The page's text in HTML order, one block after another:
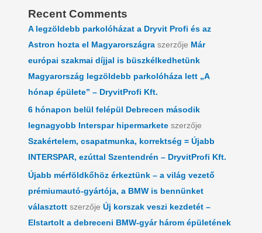
Recent Comments
A legzöldebb parkolóházat a Dryvit Profi és az
Astron hozta el Magyarországra szerzője Már
európai szakmai díjjal is büszkélkedhetünk
Magyarország legzöldebb parkolóháza lett „A
hónap épülete” – DryvitProfi Kft.
6 hónapon belül felépül Debrecen második
legnagyobb Interspar hipermarkete szerzője
Szakértelem, csapatmunka, korrektség = Újabb
INTERSPAR, ezúttal Szentendrén – DryvitProfi Kft.
Újabb mérföldkőhöz érkeztünk – a világ vezető
prémiumautó-gyártója, a BMW is bennünket
választott szerzőjeÚj korszak veszi kezdetét –
Elstartolt a debreceni BMW-gyár három épületének